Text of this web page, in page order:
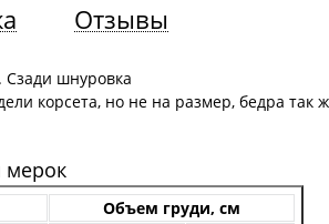
Отзывы
Сзади шнуровка
корсета, но не на размер, бедра так
мерок
Объем груди, см